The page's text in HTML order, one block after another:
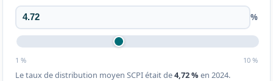
%
1 % 10 %
Le taux de distribution moyen SCPI était de4,72 % en 2024.